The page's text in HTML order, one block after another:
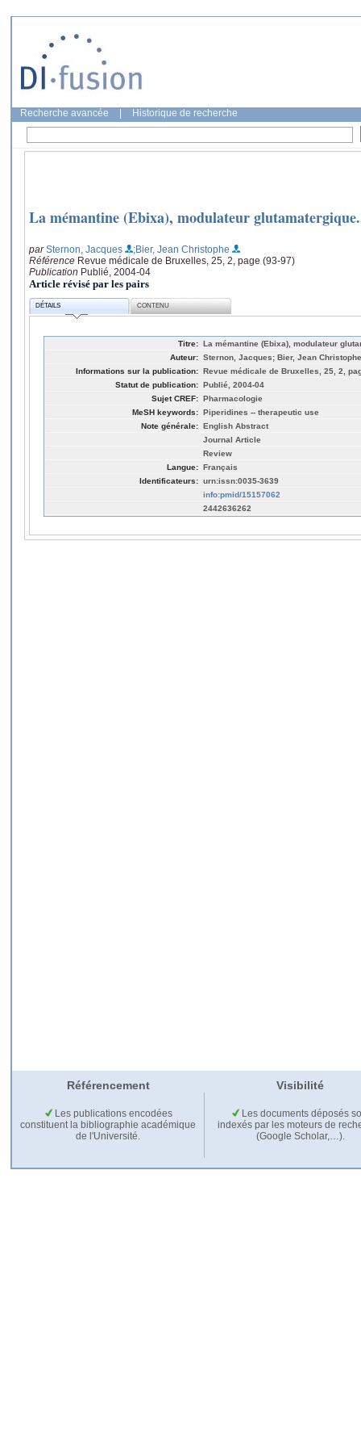
Recherche avancée Historique de recherche
La mémantine (Ebixa), modulateur glutamatergique.
parSternon, Jacques
;Bier, Jean Christophe
Référence Revue médicale de Bruxelles, 25, 2, page (93-97)
Publication Publié, 2004-04
Article révisé par les pairs
DÉTAILS CONTENU
Titre: La mémantine (Ebixa), modulateur
Auteur: Sternon, Jacques; Bier, Jean Christophe
Informations sur la publication: Revue médicale de Bruxelles, 25, 2,
Statut de publication: Publié, 2004-04
Sujet CREF: Pharmacologie
MeSH keywords: Piperidines -- therapeutic use
Note générale: English Abstract
Journal Article
Review
Langue: Français
Identificateurs: urn:issn:0035-3639
info:pmid/15157062
2442636262
Référencement Visibilité
Les publications encodées
constituent la bibliographie académique
de l'Université.
Les documents déposés
indexés par les moteurs de
(Google Scholar,…).